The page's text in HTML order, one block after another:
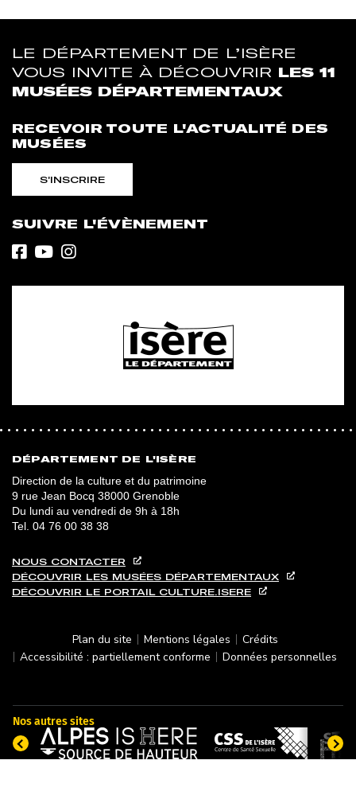
LE DÉPARTEMENT DE L’ISÈRE
VOUS INVITE À DÉCOUVRIR LES 11
MUSÉES DÉPARTEMENTAUX
RECEVOIR TOUTE L'ACTUALITÉ DES
MUSÉES
S'INSCRIRE
SUIVRE L'ÉVÈNEMENT
Facebook
YoutubeInstagram
DÉPARTEMENT DE L'ISÈRE
Direction de la culture et du patrimoine
9 rue Jean Bocq 38000 Grenoble
Du lundi au vendredi de 9h à 18h
Tel. 04 76 00 38 38
NOUS CONTACTER
DÉCOUVRIR LES MUSÉES DÉPARTEMENTAUX
DÉCOUVRIR LE PORTAIL CULTURE.ISERE
Plan du site Mentions légales
Crédits
Accessibilité : partiellement conforme
Données personnelles
Nos autres sites